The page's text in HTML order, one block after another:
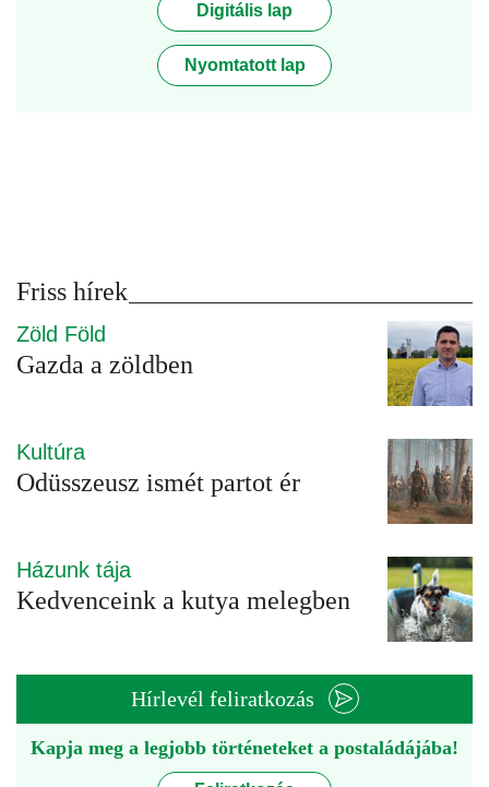
Digitális lap
Nyomtatott lap
Friss hírek
Zöld Föld
Gazda a zöldben
Kultúra
Odüsszeusz ismét partot ér
Házunk tája
Kedvenceink a kutya melegben
Hírlevél feliratkozás
Kapja meg a legjobb történeteket a postaládájába!